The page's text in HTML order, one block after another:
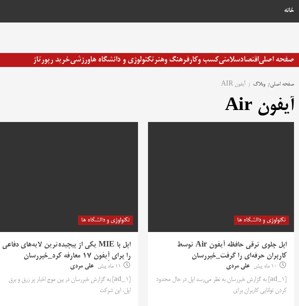
پرش
به
خانه
صفحه اصلیاقتصادسلامتیکسب وکارفرهنگ وهنرتکنولوژی و دانشگاه هاورزشیخرید رپورتاژ
صفحه اصلی وبلاگ آیفون AIR
آیفون Air
تکنولوژی و دانشگاه ها
اپل جلوی ترقی حافظه آیفون Air توسط
کاربران حرفه‌ای را گرفت_خبررسان
10 ماه پیش علی مردی
[ad_1] به گزارش خبررسان به نظر می‌رسد اپل در حال محدود
کردن توانایی کاربران برای
تکنولوژی و دانشگاه ها
اپل با MIE یکی از پیچیده‌ترین لایه‌های دفاعی
را برای آِیفون ۱۷ معارفه کرد_خبررسان
11 ماه پیش علی مردی
[ad_1] به گزارش خبررسان در بین موج اخبار پر زرق و برق
اپل، این شرکت